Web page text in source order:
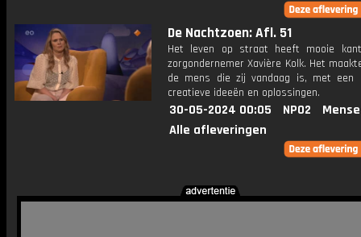
De Nachtzoen: Afl. 51
Het leven op straat heeft mooie
zorgondernemer Xavière Kolk. Het
de mens die zij vandaag is, met een
creatieve ideeën en oplossingen.
30-05-2024 00:05 NPO2
Alle afleveringen